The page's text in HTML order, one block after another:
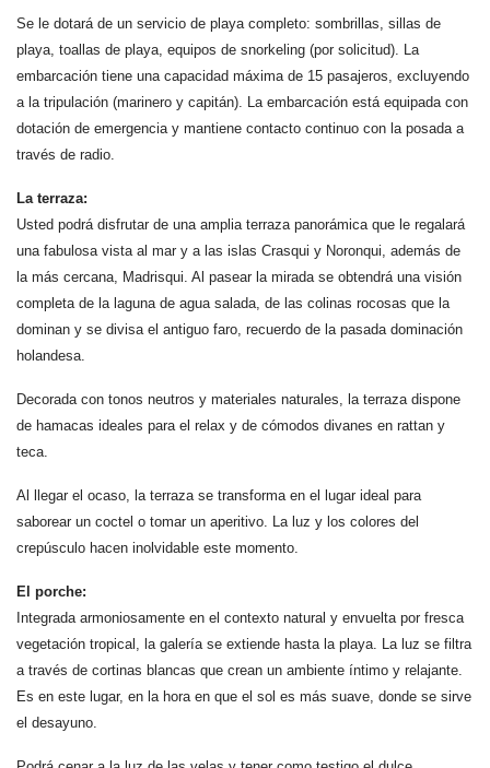
Se le dotará de un servicio de playa completo: sombrillas, sillas de
playa, toallas de playa, equipos de snorkeling (por solicitud). La
embarcación tiene una capacidad máxima de 15 pasajeros, excluyendo
a la tripulación (marinero y capitán). La embarcación está equipada con
dotación de emergencia y mantiene contacto continuo con la posada a
través de radio.
La terraza:
Usted podrá disfrutar de una amplia terraza panorámica que le regalará
una fabulosa vista al mar y a las islas Crasqui y Noronqui, además de
la más cercana, Madrisqui. Al pasear la mirada se obtendrá una visión
completa de la laguna de agua salada, de las colinas rocosas que la
dominan y se divisa el antiguo faro, recuerdo de la pasada dominación
holandesa.
Decorada con tonos neutros y materiales naturales, la terraza dispone
de hamacas ideales para el relax y de cómodos divanes en rattan y
teca.
Al llegar el ocaso, la terraza se transforma en el lugar ideal para
saborear un coctel o tomar un aperitivo. La luz y los colores del
crepúsculo hacen inolvidable este momento.
El porche:
Integrada armoniosamente en el contexto natural y envuelta por fresca
vegetación tropical, la galería se extiende hasta la playa. La luz se filtra
a través de cortinas blancas que crean un ambiente íntimo y relajante.
Es en este lugar, en la hora en que el sol es más suave, donde se sirve
el desayuno.